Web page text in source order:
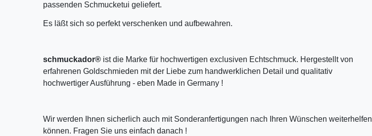
passenden Schmucketui geliefert.
Es läßt sich so perfekt verschenken und aufbewahren.
schmuckador® ist die Marke für hochwertigen exclusiven Echtschmuck. Hergestellt von
erfahrenen Goldschmieden mit der Liebe zum handwerklichen Detail und qualitativ
hochwertiger Ausführung - eben Made in Germany !
Wir werden Ihnen sicherlich auch mit Sonderanfertigungen nach Ihren Wünschen weiterhelfen
können. Fragen Sie uns einfach danach !